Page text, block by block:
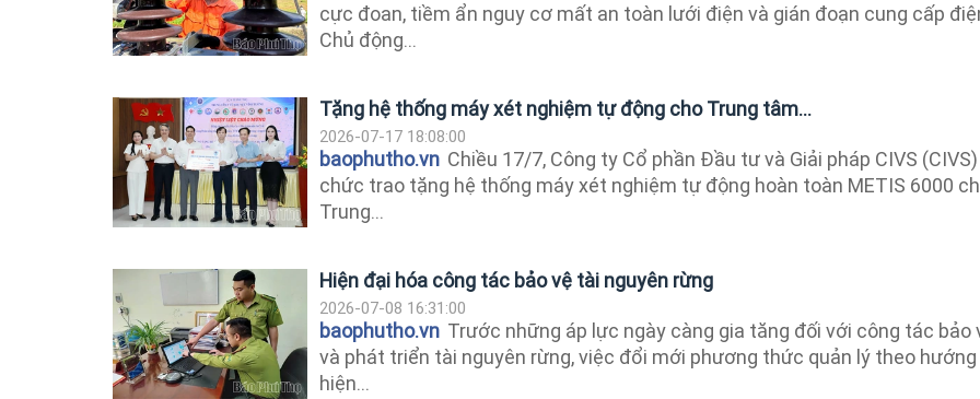
cực đoan, tiềm ẩn nguy cơ mất an toàn lưới điện và gián đoạn cung cấp
Chủ động...
Tặng hệ thống máy xét nghiệm tự động cho Trung tâm...
2026-07-17 18:08:00
baophutho.vn Chiều 17/7, Công ty Cổ phần Đầu tư và Giải pháp CIVS
chức trao tặng hệ thống máy xét nghiệm tự động hoàn toàn METIS 6000
Trung...
Hiện đại hóa công tác bảo vệ tài nguyên rừng
2026-07-08 16:31:00
baophutho.vn Trước những áp lực ngày càng gia tăng đối với công tác bảo
và phát triển tài nguyên rừng, việc đổi mới phương thức quản lý theo hướng
hiện...